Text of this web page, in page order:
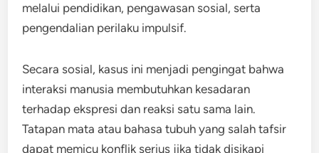
melalui pendidikan, pengawasan sosial, serta
pengendalian perilaku impulsif.
Secara sosial, kasus ini menjadi pengingat bahwa
interaksi manusia membutuhkan kesadaran
terhadap ekspresi dan reaksi satu sama lain.
Tatapan mata atau bahasa tubuh yang salah tafsir
dapat memicu konflik serius jika tidak disikapi